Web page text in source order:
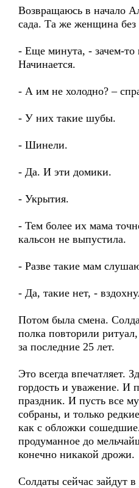
Возвращаюсь в начало
сада. Та же женщина
- Еще минута, - зачем-то
Начинается.
- А им не холодно? –
- У них такие шубы.
- Шинели.
- Да. И эти домики.
- Укрытия.
- Тем более их мама
кальсон не выпустила.
- Разве такие мам
- Да, такие нет, -
Потом была смена.
полка повторили
за последние 25 лет.
Это всегда впечатляет.
гордость и уважение. И
праздник. И пусть все
собраны, и только
как с обложки
продуманное до
конечно никакой дрожи.
Солдаты сейчас зайдут